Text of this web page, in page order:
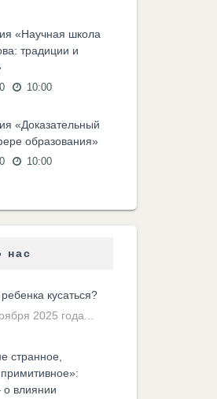
«Научная школа
традиции и
10:00
«Доказательный
образования»
10:00
нас
кусаться?
2025 года...
странное,
влиянии